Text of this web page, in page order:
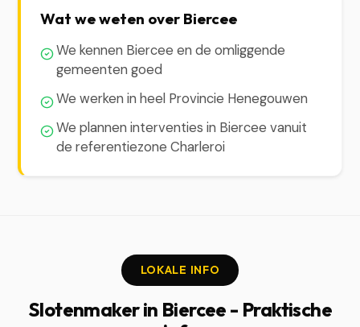
Wat we weten over Biercee
We kennen Biercee en de omliggende
gemeenten goed
We werken in heel Provincie Henegouwen
We plannen interventies in Biercee vanuit
de referentiezone Charleroi
LOKALE INFO
Slotenmaker in Biercee - Praktische